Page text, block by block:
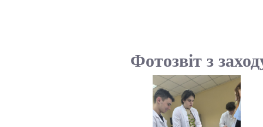
Фотозвіт з